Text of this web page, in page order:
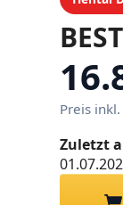
Preis
Zuletzt